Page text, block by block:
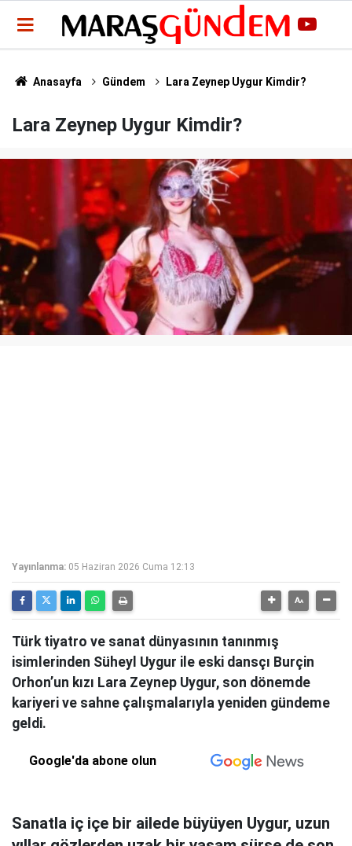
Anasayfa Gündem Lara Zeynep Uygur Kimdir?
Lara Zeynep Uygur Kimdir?
Yayınlanma: 05 Haziran 2026 Cuma 12:13
Türk tiyatro ve sanat dünyasının tanınmış
isimlerinden Süheyl Uygur ile eski dansçı Burçin
Orhon’un kızı Lara Zeynep Uygur, son dönemde
kariyeri ve sahne çalışmalarıyla yeniden gündeme
geldi.
Google'da abone olun
Sanatla iç içe bir ailede büyüyen Uygur, uzun